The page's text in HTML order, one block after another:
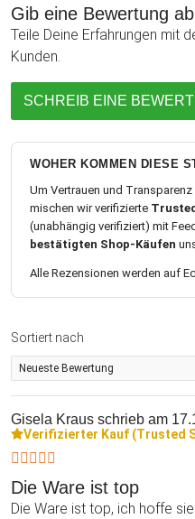
Gib eine Bewertung
Teile Deine Erfahrungen mit
Kunden.
SCHREIB EINE
WOHER KOMMEN DIESE
Um Vertrauen und Transparenz
mischen wir verifizierte
(unabhängig verifiziert) mit
bestätigten Shop-Käufen
Alle Rezensionen werden auf
Sortiert nach
Gisela Kraus schrieb am
Verifizierter Kauf (Trusted
Die Ware ist top
Die Ware ist top, ich hoffe